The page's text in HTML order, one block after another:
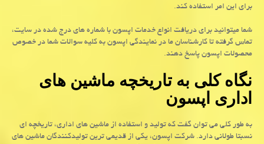
برای این امر استفاده کند.
شما میتوانید برای دریافت انواع خدمات اپسون با شماره های درج شده در سایت،
تماس گرفته تا کارشناسان ما در نمایندگی اپسون به کلیه سوالات شما در خصوص
محصولات اپسون پاسخ دهند.
نگاه کلی به تاریخچه ماشین های
اداری اپسون
به طور کلی می توان گفت که تولید و استفاده از ماشین های اداری، تاریخچه ای
نسبتا طولانی دارد. شرکت اپسون، یکی از قدیمی ترین تولیدکنندگان ماشین های